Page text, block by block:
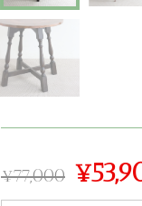
通
¥77,000
販